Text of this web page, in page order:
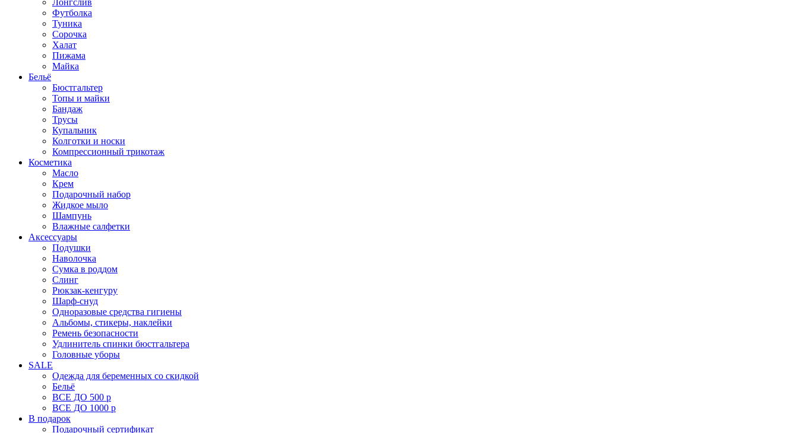
Лонгслив
Футболка
Туника
Сорочка
Халат
Пижама
Майка
Бельё
Бюстгальтер
Топы и майки
Бандаж
Трусы
Купальник
Колготки и носки
Компрессионный трикотаж
Косметика
Масло
Крем
Подарочный набор
Жидкое мыло
Шампунь
Влажные салфетки
Аксессуары
Подушки
Наволочка
Сумка в роддом
Cлинг
Рюкзак-кенгуру
Шарф-снуд
Одноразовые средства гигиены
Альбомы, стикеры, наклейки
Ремень безопасности
Удлинитель спинки бюстгальтера
Головные уборы
SALE
Одежда для беременных со скидкой
Бельё
ВСЕ ДО 500 р
ВСЕ ДО 1000 р
В подарок
Подарочный сертификат